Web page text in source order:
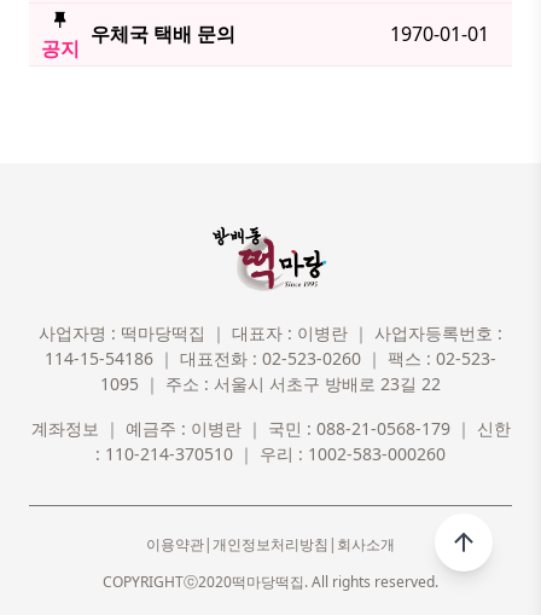
공지
우체국 택배 문의 1970-01-01
사업자명 : 떡마당떡집 ｜ 대표자 : 이병란 ｜ 사업자등록번호 :
114-15-54186 ｜ 대표전화 : 02-523-0260 ｜ 팩스 : 02-523-
1095 ｜ 주소 : 서울시 서초구 방배로 23길 22
계좌정보 ｜ 예금주 : 이병란 ｜ 국민 : 088-21-0568-179 ｜ 신한
: 110-214-370510 ｜ 우리 : 1002-583-000260
이용약관|개인정보처리방침 | 회사소개
COPYRIGHTⓒ2020떡마당떡집. All rights reserved.